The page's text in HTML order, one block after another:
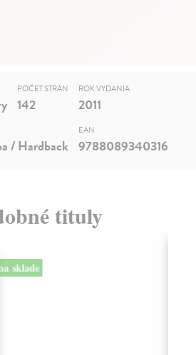
POČET STRÁN
142
ROK VYDANIA
2011
/ Hardback
EAN
9788089340316
tituly